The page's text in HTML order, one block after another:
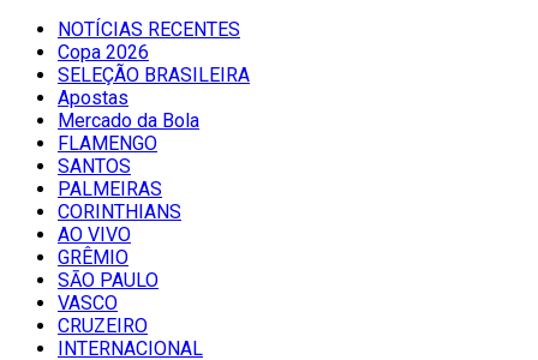
NOTÍCIAS RECENTES
Copa 2026
SELEÇÃO BRASILEIRA
Apostas
Mercado da Bola
FLAMENGO
SANTOS
PALMEIRAS
CORINTHIANS
AO VIVO
GRÊMIO
SĀO PAULO
VASCO
CRUZEIRO
INTERNACIONAL